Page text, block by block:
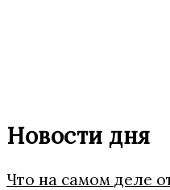
Новости дня
Что на самом деле